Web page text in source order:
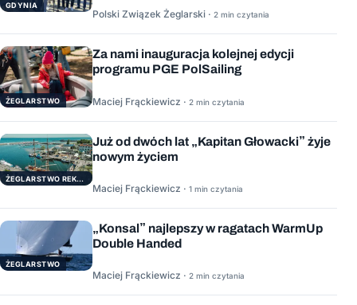
GDYNIA
Polski Związek Żeglarski · 2 min czytania
ŻEGLARSTWO
Za nami inauguracja kolejnej edycji
programu PGE PolSailing
Maciej Frąckiewicz · 2 min czytania
ŻEGLARSTWO REKERACYJNE
Już od dwóch lat „Kapitan Głowacki” żyje
nowym życiem
Maciej Frąckiewicz · 1 min czytania
ŻEGLARSTWO
„Konsal” najlepszy w ragatach WarmUp
Double Handed
Maciej Frąckiewicz · 2 min czytania